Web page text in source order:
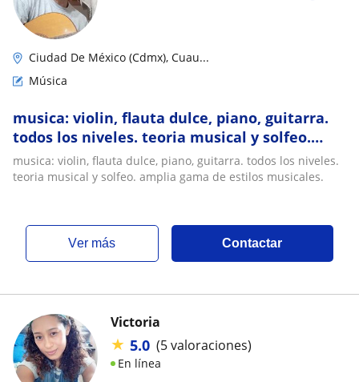
Ciudad De México (Cdmx), Cuau...
Música
musica: violin, flauta dulce, piano, guitarra.
todos los niveles. teoria musical y solfeo.
amplia gama de estilos musicales
musica: violin, flauta dulce, piano, guitarra. todos los niveles.
teoria musical y solfeo. amplia gama de estilos musicales.
ver más Contactar
Victoria
★ 5.0 (5 valoraciones)
En línea